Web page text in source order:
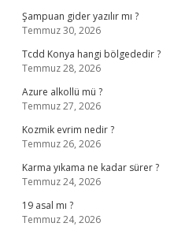
Şampuan gider yazılır mı ?
Temmuz 30, 2026
Tcdd Konya hangi bölgededir ?
Temmuz 28, 2026
Azure alkollü mü ?
Temmuz 27, 2026
Kozmik evrim nedir ?
Temmuz 26, 2026
Karma yıkama ne kadar sürer ?
Temmuz 24, 2026
19 asal mı ?
Temmuz 24, 2026